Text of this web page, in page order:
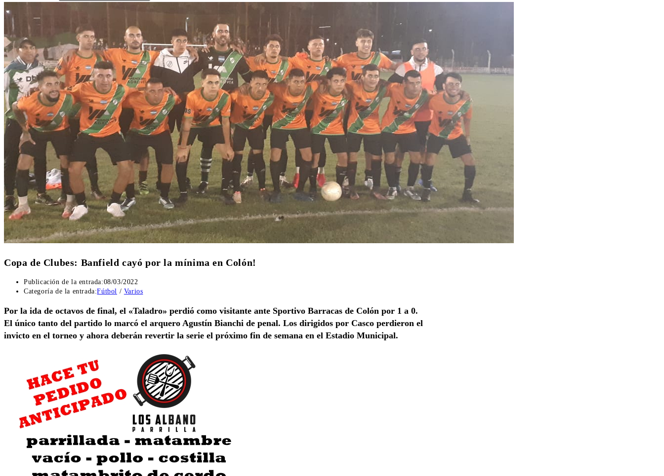
Copa de Clubes: Banfield cayó por la mínima en Colón!
Publicación de la entrada:08/03/2022
Categoría de la entrada:Fútbol / Varios
Por la ida de octavos de final, el «Taladro» perdió como visitante ante Sportivo Barracas de Colón por 1 a 0.
El único tanto del partido lo marcó el arquero Agustín Bianchi de penal. Los dirigidos por Casco perdieron el
invicto en el torneo y ahora deberán revertir la serie el próximo fin de semana en el Estadio Municipal.